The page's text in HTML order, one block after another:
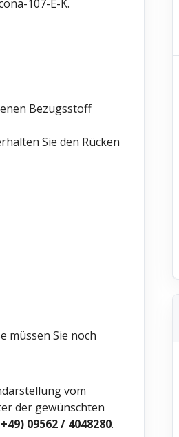
107-E-K.
Bezugsstoff
Sie den Rücken
müssen Sie noch
vom
der gewünschten
09562 / 4048280.